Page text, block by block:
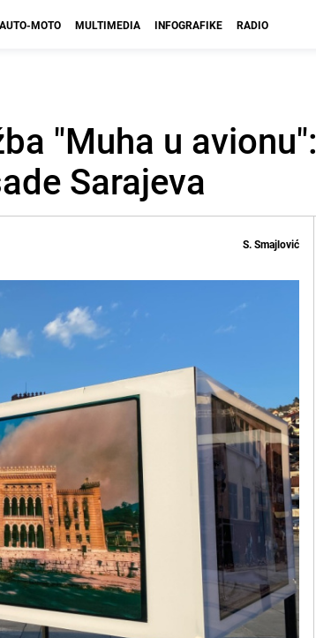
AUTO-MOTO MULTIMEDIA INFOGRAFIKE RADIO
"Muha u avionu":
Sarajeva
S. Smajlović